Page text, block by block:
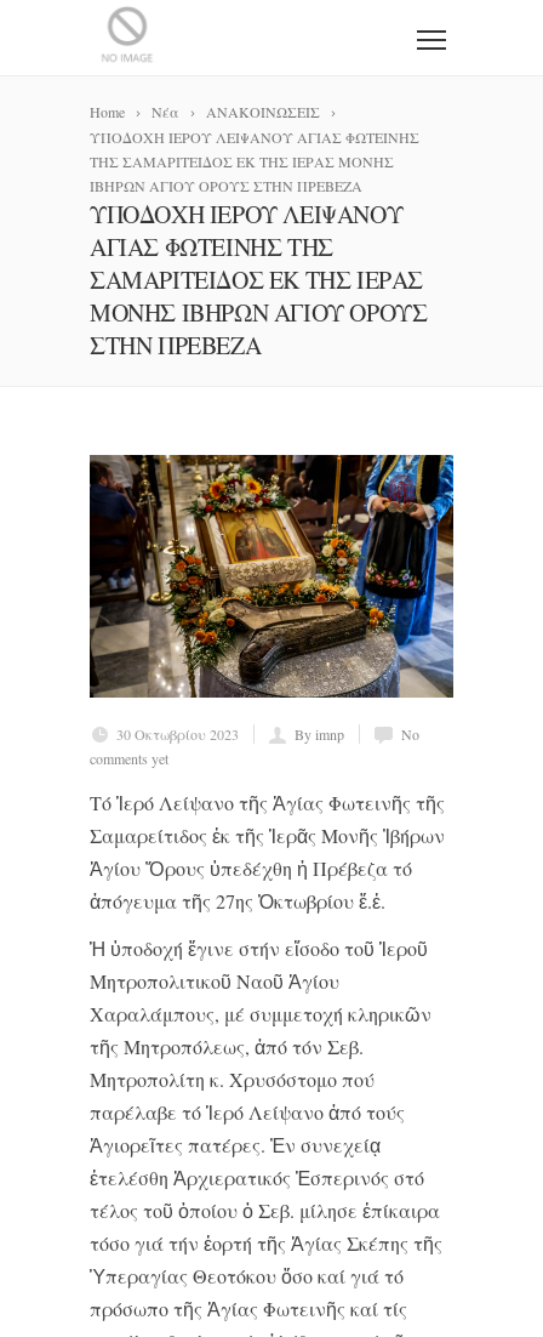
Home Νέα
ΑΝΑΚΟΙΝΩΣΕΙΣ
ΥΠΟΔΟΧΗ ΙΕΡΟΥ ΛΕΙΨΑΝΟΥ ΑΓΙΑΣ ΦΩΤΕΙΝΗΣ
ΤΗΣ ΣΑΜΑΡΙΤΕΙΔΟΣ ΕΚ ΤΗΣ ΙΕΡΑΣ ΜΟΝΗΣ
ΙΒΗΡΩΝ ΑΓΙΟΥ ΟΡΟΥΣ ΣΤΗΝ ΠΡΕΒΕΖΑ
ΥΠΟΔΟΧΗ ΙΕΡΟΥ ΛΕΙΨΑΝΟΥ
ΑΓΙΑΣ ΦΩΤΕΙΝΗΣ ΤΗΣ
ΣΑΜΑΡΙΤΕΙΔΟΣ ΕΚ ΤΗΣ ΙΕΡΑΣ
ΜΟΝΗΣ ΙΒΗΡΩΝ ΑΓΙΟΥ ΟΡΟΥΣ
ΣΤΗΝ ΠΡΕΒΕΖΑ
30 Οκτωβρίου 2023 By imnp
No
comments yet
Τό Ἱερό Λείψανο τῆς Ἁγίας Φωτεινῆς τῆς
Σαμαρείτιδος ἐκ τῆς Ἱερᾶς Μονῆς Ἰβήρων
Ἁγίου Ὄρους ὑπεδέχθη ἡ Πρέβεζα τό
ἀπόγευμα τῆς 27ης Ὀκτωβρίου ἔ.ἐ.
Ἡ ὑποδοχή ἔγινε στήν εἴσοδο τοῦ Ἱεροῦ
Μητροπολιτικοῦ Ναοῦ Ἁγίου
Χαραλάμπους, μέ συμμετοχή κληρικῶν
τῆς Μητροπόλεως, ἀπό τόν Σεβ.
Μητροπολίτη κ. Χρυσόστομο πού
παρέλαβε τό Ἱερό Λείψανο ἀπό τούς
Ἁγιορεῖτες πατέρες. Ἐν συνεχείᾳ
ἐτελέσθη Ἀρχιερατικός Ἑσπερινός στό
τέλος τοῦ ὁποίου ὁ Σεβ. μίλησε ἐπίκαιρα
τόσο γιά τήν ἑορτή τῆς Ἁγίας Σκέπης τῆς
Ὑπεραγίας Θεοτόκου ὅσο καί γιά τό
πρόσωπο τῆς Ἁγίας Φωτεινῆς καί τίς